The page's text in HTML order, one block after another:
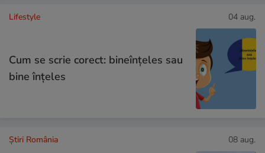
Lifestyle 04 aug.
Cum se scrie corect: bineînțeles sau
bine înțeles
Știri România 08 aug.